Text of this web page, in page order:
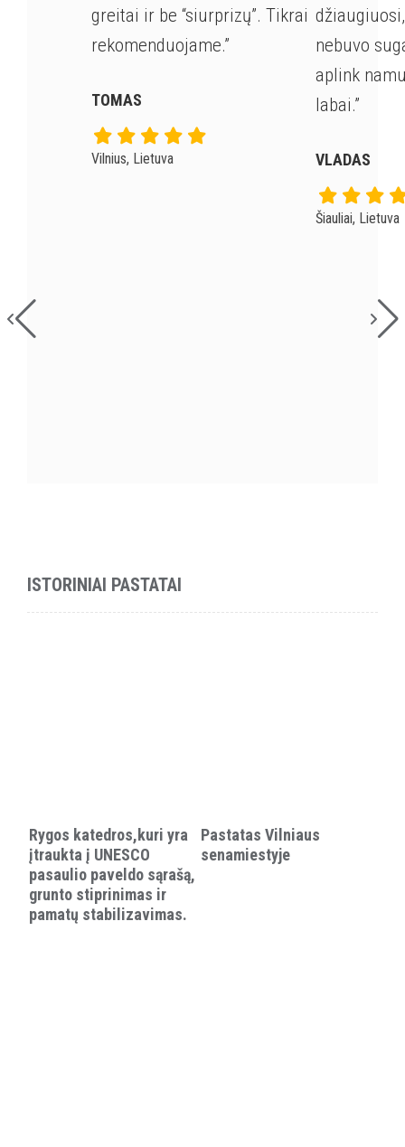
greitai ir be “siurprizų”. Tikrai
rekomenduojame.”
TOMAS
Vilnius, Lietuva
nebuvo
aplink
labai.”
VLADAS
Šiauliai, Lietuva
ISTORINIAI PASTATAI
Rygos katedros,kuri yra
įtraukta į UNESCO
pasaulio paveldo sąrašą,
grunto stiprinimas ir
pamatų stabilizavimas.
Pastatas Vilniaus
senamiestyje